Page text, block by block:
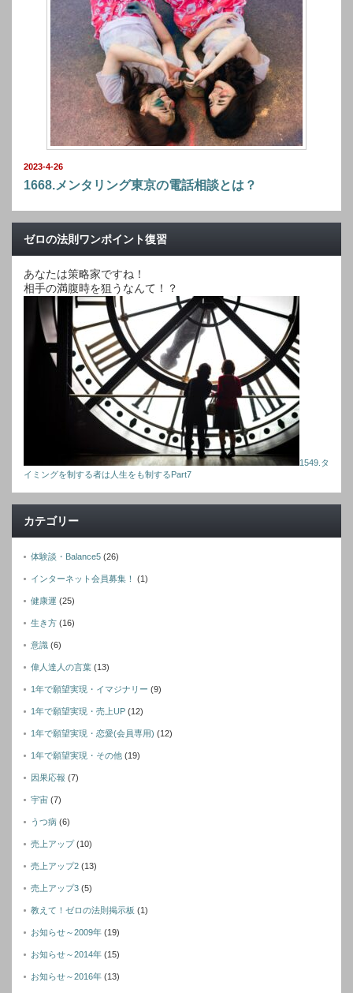
2023-4-26
1668.メンタリング東京の電話相談とは？
ゼロの法則ワンポイント復習
あなたは策略家ですね！
相手の満腹時を狙うなんて！？
1549.タ
イミングを制する者は人生をも制するPart7
カテゴリー
体験談・Balance5 (26)
インターネット会員募集！ (1)
健康運 (25)
生き方 (16)
意識 (6)
偉人達人の言葉 (13)
1年で願望実現・イマジナリー (9)
1年で願望実現・売上UP (12)
1年で願望実現・恋愛(会員専用) (12)
1年で願望実現・その他 (19)
因果応報 (7)
宇宙 (7)
うつ病 (6)
売上アップ(10)
売上アップ2 (13)
売上アップ3 (5)
教えて！ゼロの法則掲示板 (1)
お知らせ～2009年 (19)
お知らせ～2014年 (15)
お知らせ～2016年 (13)